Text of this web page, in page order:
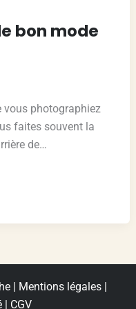
bon mode
vous photographiez
faites souvent la
de…
| Mentions légales
| CGV